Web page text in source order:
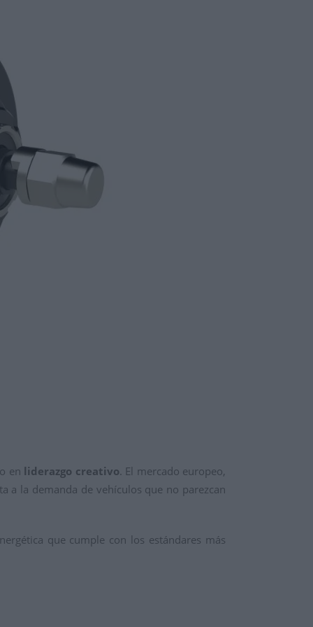
en liderazgo creativo. El mercado europeo,
a la demanda de vehículos que no parezcan
que cumple con los estándares más